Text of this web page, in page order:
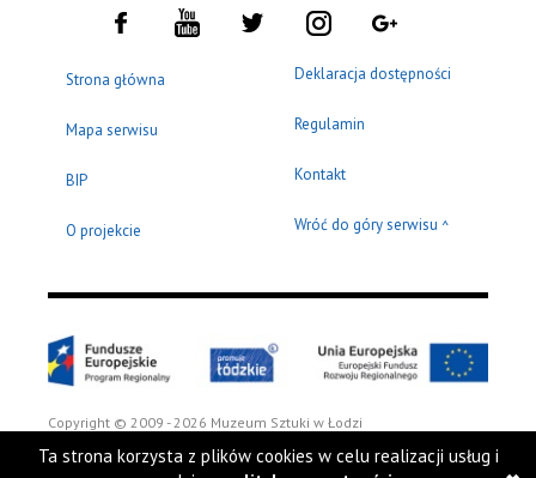
Strona główna
Mapa serwisu
BIP
O projekcie
Deklaracja dostępności
Regulamin
Kontakt
Wróć do góry serwisu ^
Copyright © 2009 - 2026 Muzeum Sztuki w Łodzi
Ta strona korzysta z plików cookies w celu realizacji usług i